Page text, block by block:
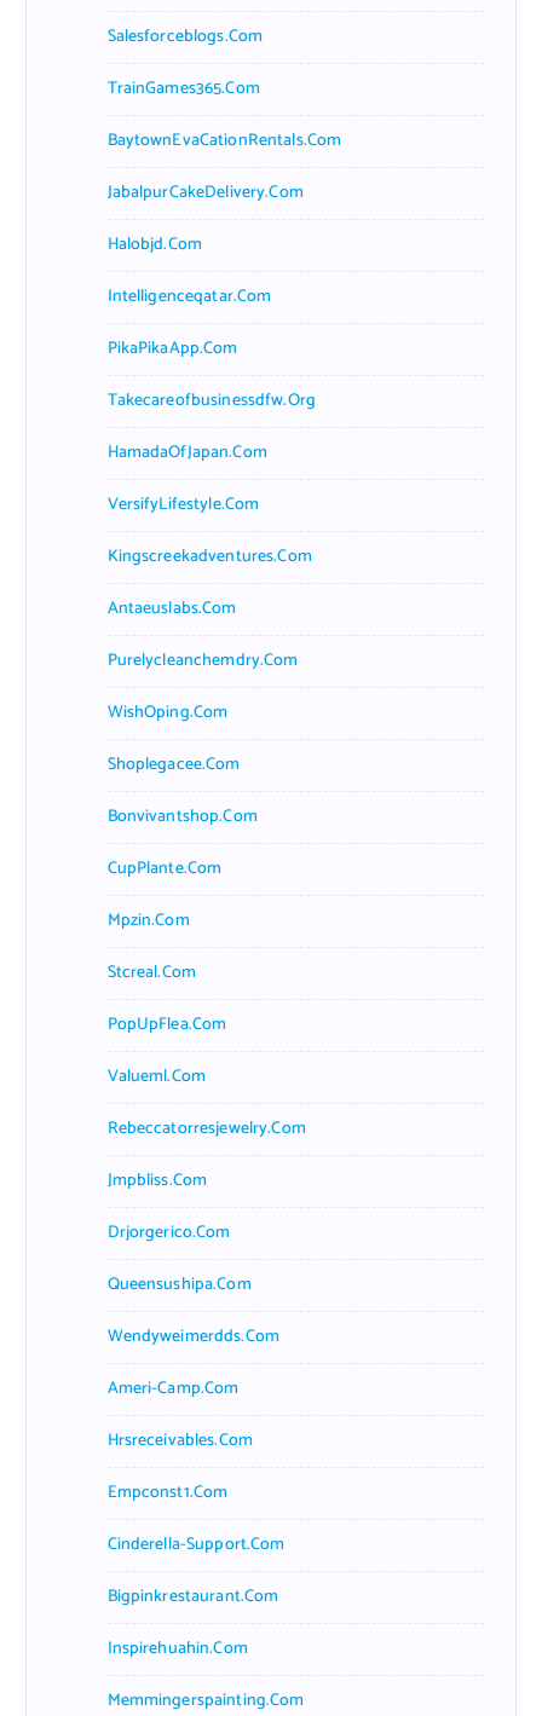
Salesforceblogs.com
TrainGames365.com
BaytownEvaCationRentals.com
JabalpurCakeDelivery.com
Halobjd.com
Intelligenceqatar.com
PikaPikaApp.com
Takecareofbusinessdfw.org
HamadaOfJapan.com
VersifyLifestyle.com
Kingscreekadventures.com
Antaeuslabs.com
Purelycleanchemdry.com
WishOping.com
Shoplegacee.com
Bonvivantshop.com
CupPlante.com
Mpzin.com
Stcreal.com
PopUpFlea.com
Valueml.com
Rebeccatorresjewelry.com
Jmpbliss.com
Drjorgerico.com
Queensushipa.com
Wendyweimerdds.com
Ameri-Camp.com
Hrsreceivables.com
Empconst1.com
Cinderella-Support.com
Bigpinkrestaurant.com
Inspirehuahin.com
Memmingerspainting.com